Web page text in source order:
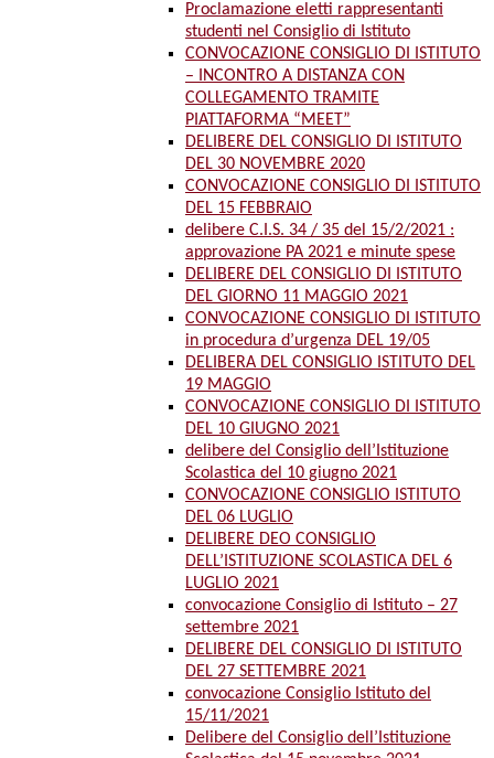
Proclamazione eletti rappresentanti
studenti nel Consiglio di Istituto
CONVOCAZIONE CONSIGLIO DI ISTITUTO
– INCONTRO A DISTANZA CON
COLLEGAMENTO TRAMITE
PIATTAFORMA “MEET”
DELIBERE DEL CONSIGLIO DI ISTITUTO
DEL 30 NOVEMBRE 2020
CONVOCAZIONE CONSIGLIO DI ISTITUTO
DEL 15 FEBBRAIO
delibere C.I.S. 34 / 35 del 15/2/2021 :
approvazione PA 2021 e minute spese
DELIBERE DEL CONSIGLIO DI ISTITUTO
DEL GIORNO 11 MAGGIO 2021
CONVOCAZIONE CONSIGLIO DI ISTITUTO
in procedura d’urgenza DEL 19/05
DELIBERA DEL CONSIGLIO ISTITUTO DEL
19 MAGGIO
CONVOCAZIONE CONSIGLIO DI ISTITUTO
DEL 10 GIUGNO 2021
delibere del Consiglio dell’Istituzione
Scolastica del 10 giugno 2021
CONVOCAZIONE CONSIGLIO ISTITUTO
DEL 06 LUGLIO
DELIBERE DEO CONSIGLIO
DELL’ISTITUZIONE SCOLASTICA DEL 6
LUGLIO 2021
convocazione Consiglio di Istituto – 27
settembre 2021
DELIBERE DEL CONSIGLIO DI ISTITUTO
DEL 27 SETTEMBRE 2021
convocazione Consiglio Istituto del
15/11/2021
Delibere del Consiglio dell’Istituzione